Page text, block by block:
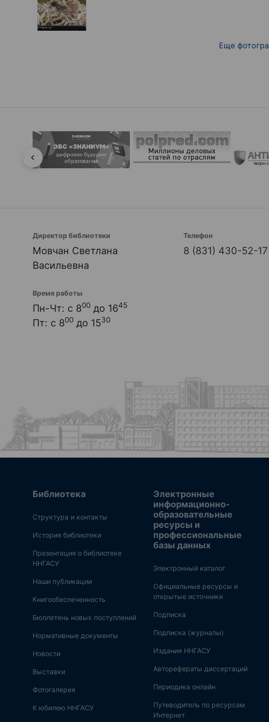
Еще
Директор библиотеки
Мовчан Светлана
Васильевна
Телефон
8 (831) 430-52-17
Время работы
Пн-Чт: с 800 до 1645
Пт: с 800 до 1530
Библиотека
Структура и контакты
История библиотеки
Презентация о библиотеке
ННГАСУ
Наши публикации
Книгообеспеченность
Бюллетень новых поступлений
Нормативные документы
Новости
Выставки
Фотогалерея
К юбилею ННГАСУ
Электронные
информационно-
образовательные
ресурсы и
профессиональные
базы данных
Электронный каталог
Официальные ресурсы и
открытые источники
Подписка
Подписка (журналы)
Издания ННГАСУ
Авторефераты диссертаций
Периодика онлайн
Путеводитель по ресурсам
Интернет